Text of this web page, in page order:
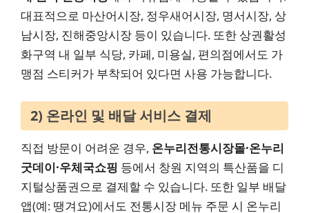
대표적으로 마산어시장, 정우새어시장, 명서시장, 상
남시장, 진해중앙시장 등이 있습니다. 또한 상권활성
화구역 내 일부 식당, 카페, 미용실, 편의점에서도 가
맹점 스티커가 부착되어 있다면 사용 가능합니다.
2) 온라인 및 배달 서비스 결제
직접 방문이 어려운 경우, 온누리전통시장몰·온누리
굿데이·우체국쇼핑 등에서 창원 지역의 특산품을 디
지털상품권으로 결제할 수 있습니다. 또한 일부 배달
앱(예: 땡겨요)에서도 전통시장 메뉴 주문 시 온누리